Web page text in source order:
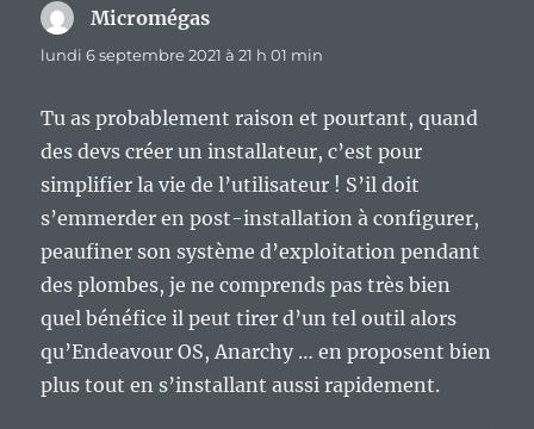
Micromégas
lundi 6 septembre 2021 à 21 h 01 min
Tu as probablement raison et pourtant, quand
des devs créer un installateur, c’est pour
simplifier la vie de l’utilisateur ! S’il doit
s’emmerder en post-installation à configurer,
peaufiner son système d’exploitation pendant
des plombes, je ne comprends pas très bien
quel bénéfice il peut tirer d’un tel outil alors
qu’Endeavour OS, Anarchy … en proposent bien
plus tout en s’installant aussi rapidement.